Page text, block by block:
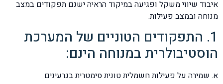
איבוד שיווי משקל ופגיעה במיקוד הראיה ישנם תפקודים במצב
מנוחה ובמצב פעילות.
1. התפקודים הטוניים של המערכת
הוסטיבולרית במנוחה הינם:
א. שמירה על פעילות חשמלית טונית סימטרית בגרעינים